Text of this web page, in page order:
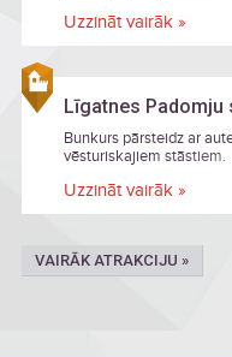
Solvitu Muižnieci.
Uzzināt vairāk »
Līgatnes Padomju
Bunkurs pārsteidz ar
vēsturiskajiem stāstiem.
Uzzināt vairāk »
VAIRĀK ATRAKCIJU »